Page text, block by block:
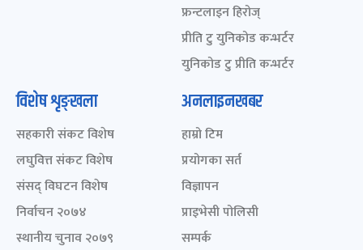
फ्रन्टलाइन हिरोज्
प्रीति टु युनिकोड कन्भर्टर
युनिकोड टु प्रीति कन्भर्टर
विशेष शृङ्खला
सहकारी संकट विशेष
लघुवित्त संकट विशेष
संसद् विघटन विशेष
निर्वाचन २०७४
स्थानीय चुनाव २०७९
अनलाइनखबर
हाम्रो टिम
प्रयोगका सर्त
विज्ञापन
प्राइभेसी पोलिसी
सम्पर्क